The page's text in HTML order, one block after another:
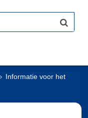
Informatie voor het